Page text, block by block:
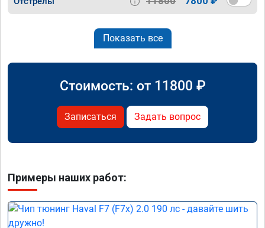
Показать все
Стоимость: от 11800 ₽
Записаться Задать вопрос
Примеры наших работ: